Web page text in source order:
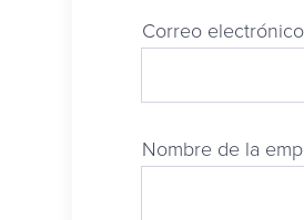
Correo
Nombre de la